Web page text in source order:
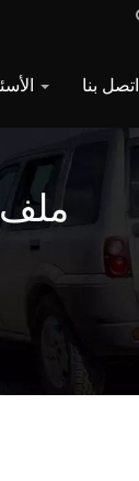
اتصل بنا
ملف